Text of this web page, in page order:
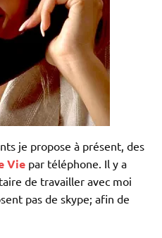
je propose à présent, des
Vie par téléphone. Il y a
de travailler avec moi
pas de skype; afin de